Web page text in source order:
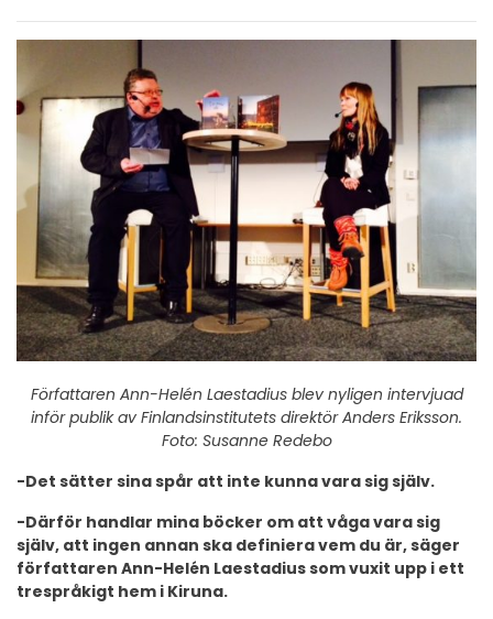
Författaren Ann-Helén Laestadius blev nyligen intervjuad
inför publik av Finlandsinstitutets direktör Anders Eriksson.
Foto: Susanne Redebo
-Det sätter sina spår att inte kunna vara sig själv.
-Därför handlar mina böcker om att våga vara sig
själv, att ingen annan ska definiera vem du är, säger
författaren Ann-Helén Laestadius som vuxit upp i ett
trespråkigt hem i Kiruna.